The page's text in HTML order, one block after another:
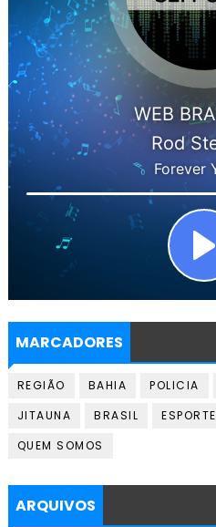
MARCADORES
REGIÃO BAHIA POLICIA
JITAUNA
BRASIL ESPORTE
QUEM SOMOS
ARQUIVOS